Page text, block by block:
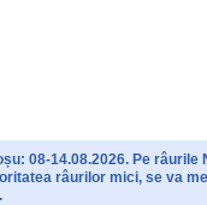
08-14.08.2026. Pe
râurilor mici, se va